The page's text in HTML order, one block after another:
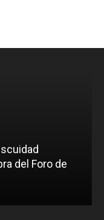
del Foro de